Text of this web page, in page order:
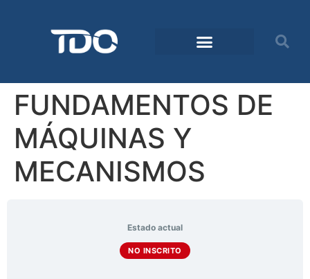
FUNDAMENTOS DE
MÁQUINAS Y
MECANISMOS
Estado actual
NO INSCRITO